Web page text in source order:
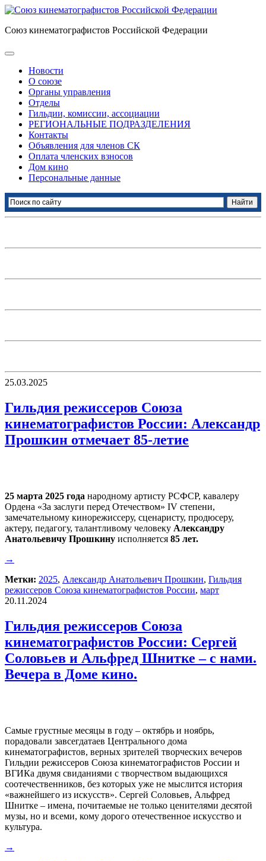
Союз кинематографистов Российской Федерации
Новости
О союзе
Органы управления
Отделы
Гильдии, комиссии, ассоциации
РЕГИОНАЛЬНЫЕ ПОДРАЗДЕЛЕНИЯ
Контакты
Объявления для членов СК
Оплата членских взносов
Дом кино
Персональные данные
25.03.2025
Гильдия режиссеров Союза
кинематографистов России: Александр
Прошкин отмечает 85-летие
25 марта 2025 года народному артисту РСФСР, кавалеру
Ордена «За заслуги перед Отечеством» IV степени,
замечательному кинорежиссеру, сценаристу, продюсеру,
актеру, педагогу, талантливому человеку Александру
Анатольевичу Прошкину исполняется 85 лет.
→
Метки: 2025, Александр Анатольевич Прошкин, Гильдия
режиссеров Союза кинематографистов России, март
20.11.2024
Гильдия режиссеров Союза
кинематографистов России: Сергей
Соловьев и Альфред Шнитке – с нами.
Вечера в Доме кино.
Самые грустные месяцы в году – октябрь и ноябрь,
порадовали завсегдатаев Центрального дома
кинематографистов, верных зрителей творческих вечеров
Гильдии режиссеров Союза кинематографистов России и
ВГИКа двумя свиданиями с творчеством выдающихся
соотечественников, без которых уже не мыслится история
«важнейшего из искусств». Сергей Соловьев, Альфред
Шнитке – имена, почитаемые не только ценителями десятой
музы, но и всеми, кому дорого отечественное искусство и
культура.
→